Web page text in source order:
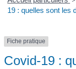
19 : quelles sont les
Fiche pratique
Covid-19 :